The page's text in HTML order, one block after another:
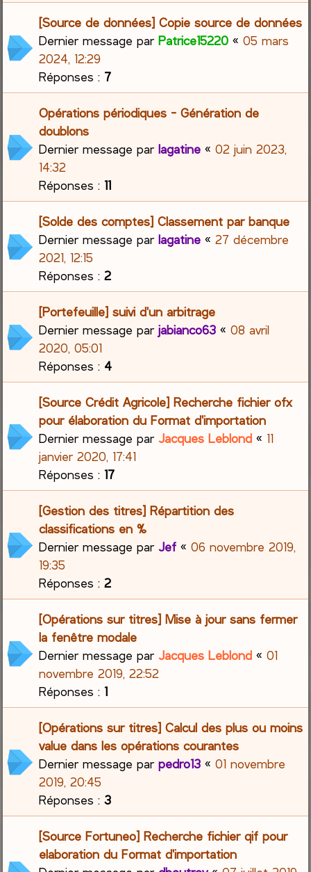
[Source de données] Copie source de données
Dernier message parPatrice15220 «05 mars
2024, 12:29
Réponses : 7
Opérations périodiques - Génération de
doublons
Dernier message parlagatine «02 juin 2023,
14:32
Réponses :11
[Solde des comptes] Classement par banque
Dernier message parlagatine «27 décembre
2021, 12:15
Réponses :2
[Portefeuille] suivi d'un arbitrage
Dernier message parjabianco63 «08 avril
2020, 05:01
Réponses : 4
[Source Crédit Agricole] Recherche fichier ofx
pour élaboration du Format d'importation
Dernier message parJacques Leblond « 11
janvier 2020, 17:41
Réponses :17
[Gestion des titres] Répartition des
classifications en %
Dernier message parJef «06 novembre 2019,
19:35
Réponses :2
[Opérations sur titres] Mise à jour sans fermer
la fenêtre modale
Dernier message parJacques Leblond «01
novembre 2019, 22:52
Réponses :1
[Opérations sur titres] Calcul des plus ou moins
value dans les opérations courantes
Dernier message parpedro13 «01 novembre
2019, 20:45
Réponses :3
[Source Fortuneo] Recherche fichier qif pour
elaboration du Format d'importation